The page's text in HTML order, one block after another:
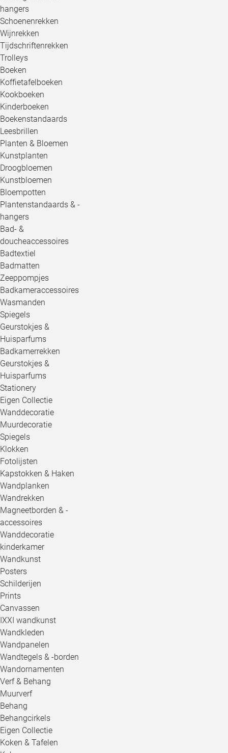
hangers
Schoenenrekken
Wijnrekken
Tijdschriftenrekken
Trolleys
Boeken
Koffietafelboeken
Kookboeken
Kinderboeken
Boekenstandaards
Leesbrillen
Planten & Bloemen
Kunstplanten
Droogbloemen
Kunstbloemen
Bloempotten
Plantenstandaards & -
hangers
Bad- &
doucheaccessoires
Badtextiel
Badmatten
Zeeppompjes
Badkameraccessoires
Wasmanden
Spiegels
Geurstokjes &
Huisparfums
Badkamerrekken
Geurstokjes &
Huisparfums
Stationery
Eigen Collectie
Wanddecoratie
Muurdecoratie
Spiegels
Klokken
Fotolijsten
Kapstokken & Haken
Wandplanken
Wandrekken
Magneetborden & -
accessoires
Wanddecoratie
kinderkamer
Wandkunst
Posters
Schilderijen
Prints
Canvassen
IXXI wandkunst
Wandkleden
Wandpanelen
Wandtegels & -borden
Wandornamenten
Verf & Behang
Muurverf
Behang
Behangcirkels
Eigen Collectie
Koken & Tafelen